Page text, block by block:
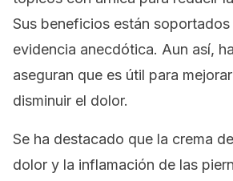
Sus beneficios están
evidencia anecdótica. Aun así,
aseguran que es útil para
disminuir el dolor.
Se ha destacado que la crema
dolor y la inflamación de las